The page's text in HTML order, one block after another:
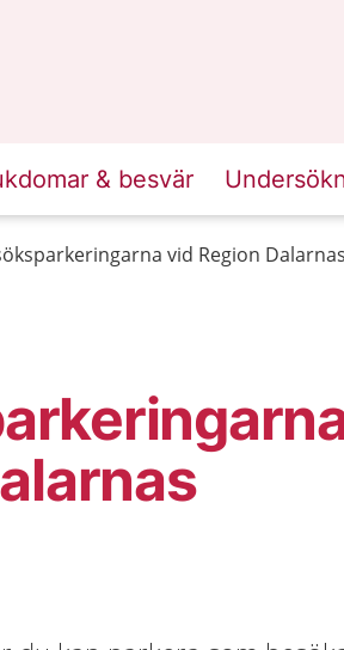
& besvär
vid Region